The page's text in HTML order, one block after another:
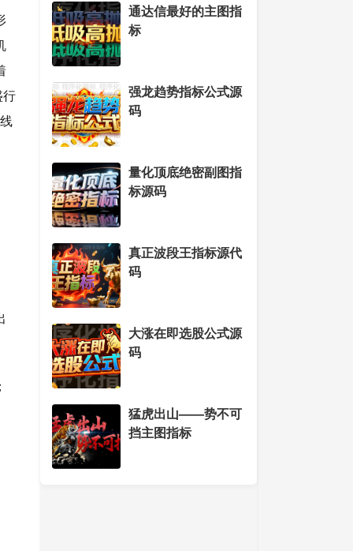
行
通达信最好的主图指
标
强龙趋势指标公式源
码
量化顶底绝密副图指
标源码
真正波段王指标源代
码
大涨在即选股公式源
码
猛虎出山——势不可
挡主图指标